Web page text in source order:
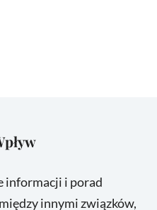
informacji i porad
innymi związków,